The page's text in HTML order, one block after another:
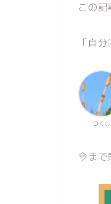
この
「自
つくし
今まで